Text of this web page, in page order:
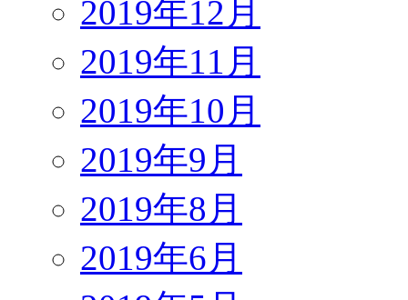
2019年12月
2019年11月
2019年10月
2019年9月
2019年8月
2019年6月